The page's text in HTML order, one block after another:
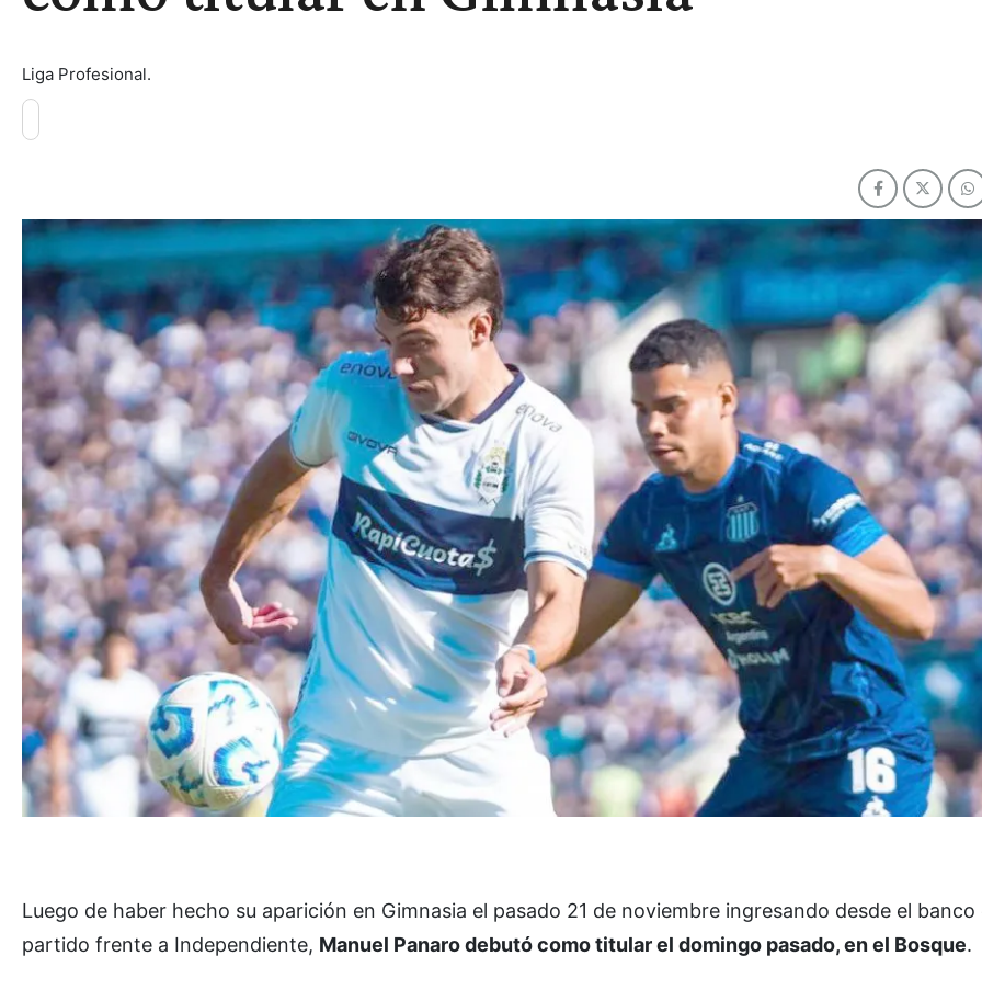
Liga Profesional.
Luego de haber hecho su aparición en Gimnasia el pasado 21 de noviembre ingresando desde el banco
partido frente a Independiente, Manuel Panaro debutó como titular el domingo pasado, en el Bosque.